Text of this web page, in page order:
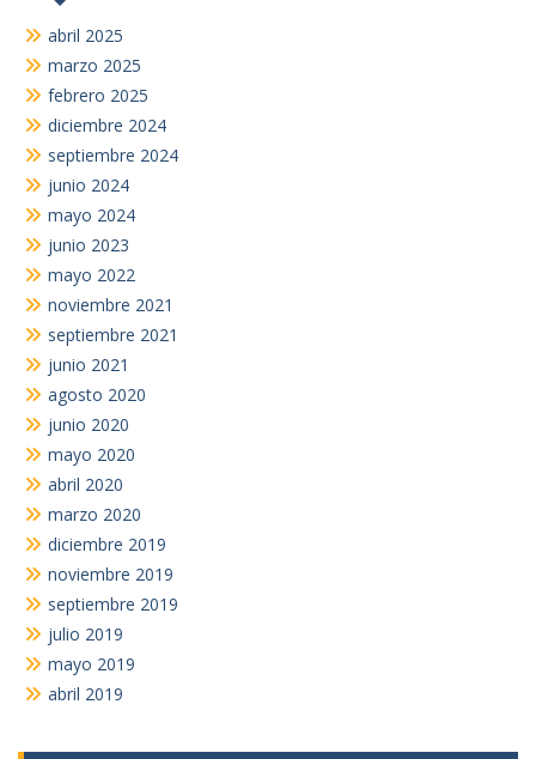
abril 2025
marzo 2025
febrero 2025
diciembre 2024
septiembre 2024
junio 2024
mayo 2024
junio 2023
mayo 2022
noviembre 2021
septiembre 2021
junio 2021
agosto 2020
junio 2020
mayo 2020
abril 2020
marzo 2020
diciembre 2019
noviembre 2019
septiembre 2019
julio 2019
mayo 2019
abril 2019